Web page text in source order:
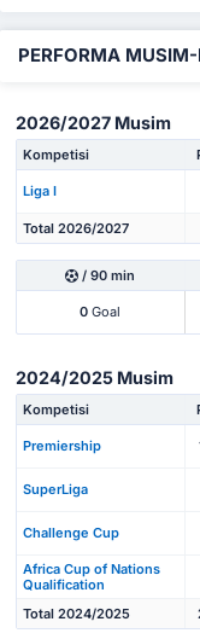
PERFORMA
2026/2027 Musim
Kompetisi
Liga I
Total 2026/2027
/ 90 min
0 Goal
2024/2025 Musim
Kompetisi
Premiership
SuperLiga
Challenge Cup
Africa Cup of Nations
Qualification
Total 2024/2025